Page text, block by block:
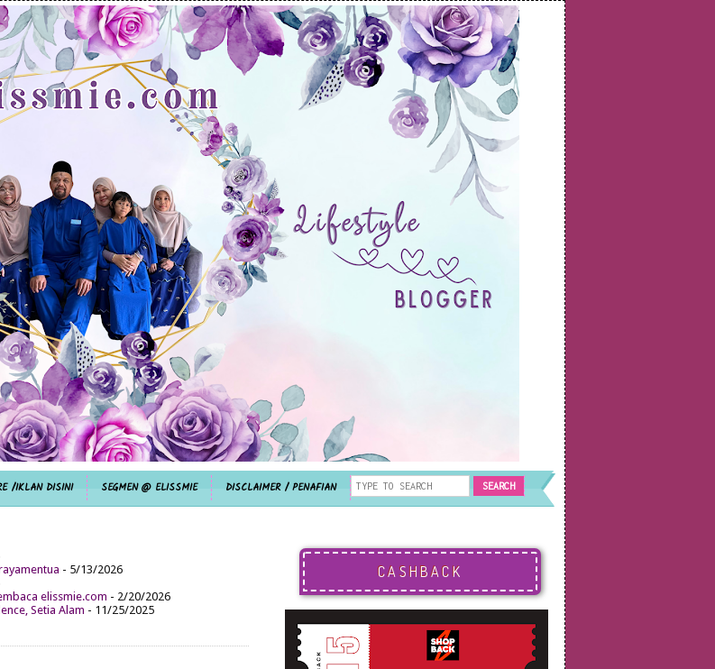
/IKLAN DISINI SEGMEN @ ELISSMIE DISCLAIMER / PENAFIAN
- 5/13/2026
elissmie.com - 2/20/2026
Setia Alam - 11/25/2025
CASHBACK